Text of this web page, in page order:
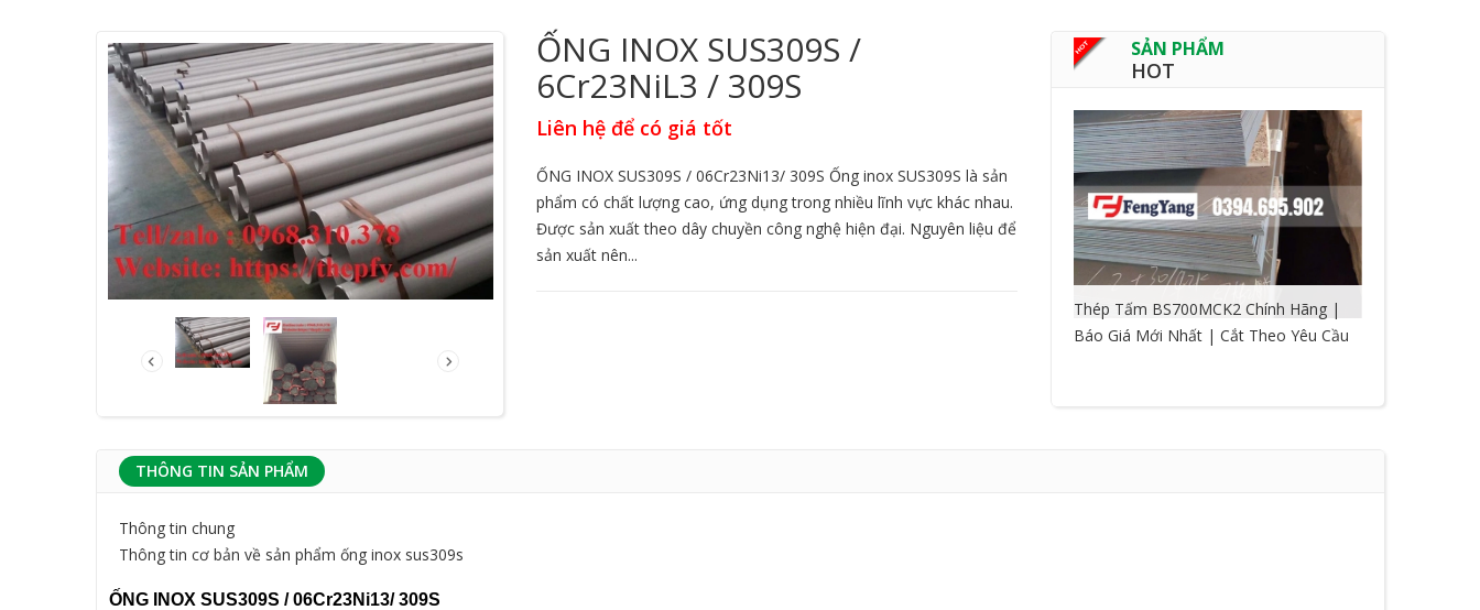
ỐNG INOX SUS309S /
6Cr23NiL3 / 309S
Liên hệ để có giá tốt
ỐNG INOX SUS309S / 06Cr23Ni13/ 309S Ống inox SUS309S là sản
phẩm có chất lượng cao, ứng dụng trong nhiều lĩnh vực khác nhau.
Được sản xuất theo dây chuyền công nghệ hiện đại. Nguyên liệu để
sản xuất nên...
SẢN PHẨM
HOT
Thép Tấm BS700MCK2 Chính Hãng |
Báo Giá Mới Nhất | Cắt Theo Yêu Cầu
THÔNG TIN SẢN PHẨM
Thông tin chung
Thông tin cơ bản về sản phẩm ống inox sus309s
ỐNG INOX SUS309S / 06Cr23Ni13/ 309S